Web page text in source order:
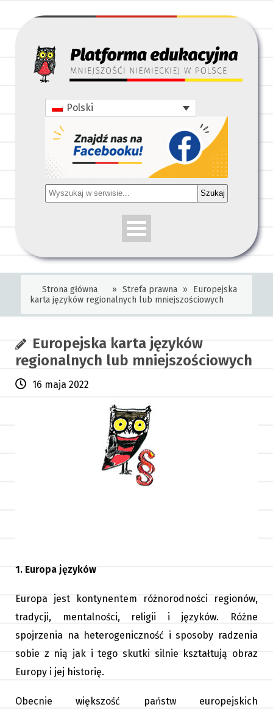
Polski
Szukaj
Strona główna » Strefa prawna »
Europejska
karta języków regionalnych lub mniejszościowych
Europejska karta języków
regionalnych lub mniejszościowych
16 maja 2022
1. Europa języków
Europa jest kontynentem różnorodności regionów,
tradycji, mentalności, religii i języków. Różne
spojrzenia na heterogeniczność i sposoby radzenia
sobie z nią jak i tego skutki silnie kształtują obraz
Europy i jej historię.
Obecnie większość państw europejskich